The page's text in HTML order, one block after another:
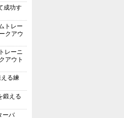
成功す
トレー
クアウ
レーニ
アウト
る練
鍛える
ーバ